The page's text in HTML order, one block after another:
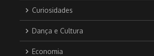
Curiosidades
Dança e Cultura
Economia